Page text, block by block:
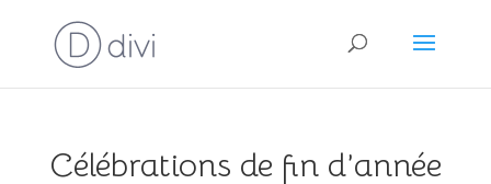
Célébrations de fin d’année